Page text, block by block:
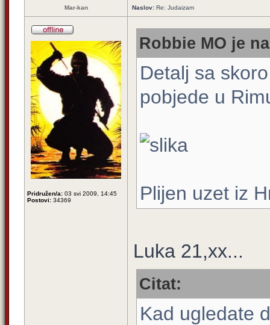
Mar-kan Naslov: Re: Judaizam
Pridružen/a: 03 svi 2009, 14:45
Postovi: 34369
Robbie MO je
Detalj sa
pobjede u
Plijen uzet iz
Luka 21,xx...
Citat:
Kad ugledate